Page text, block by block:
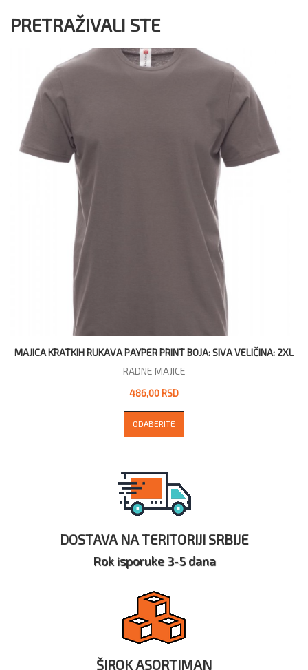
PRETRAŽIVALI STE
MAJICA KRATKIH RUKAVA PAYPER PRINT BOJA: SIVA VELIČINA: 2XL
RADNE MAJICE
486,00 RSD
ODABERITE
DOSTAVA NA TERITORIJI SRBIJE
Rok isporuke 3-5 dana
ŠIROK ASORTIMAN